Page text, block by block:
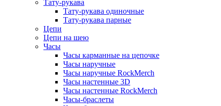
Тату-рукава
Тату-рукава одиночные
Тату-рукава парные
Цепи
Цепи на шею
Часы
Часы карманные на цепочке
Часы наручные
Часы наручные RockMerch
Часы настенные 3D
Часы настенные RockMerch
Часы-браслеты